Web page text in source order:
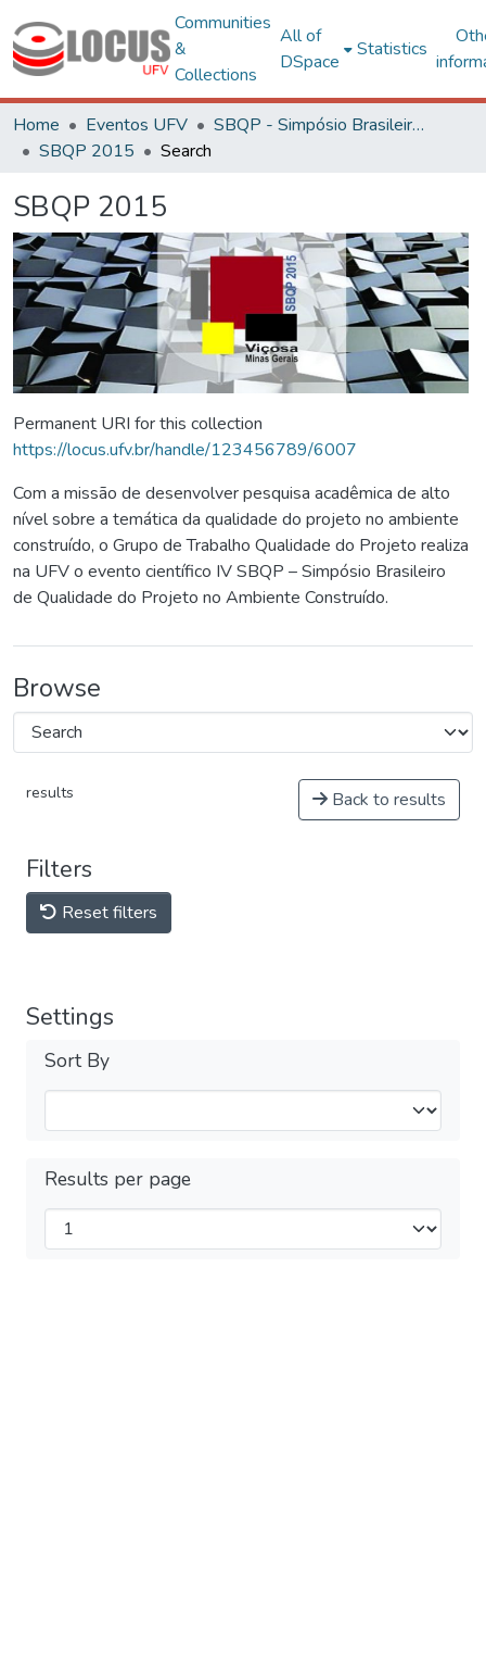
Communities
&
Collections
All of
DSpace
Statistics
Home Eventos UFV
SBQP - Simpósio Brasileiro de Qualidade do Projeto no Ambiente Construído
SBQP 2015
Search
SBQP 2015
Permanent URI for this collection
https://locus.ufv.br/handle/123456789/6007
Com a missão de desenvolver pesquisa acadêmica de alto
nível sobre a temática da qualidade do projeto no ambiente
construído, o Grupo de Trabalho Qualidade do Projeto realiza
na UFV o evento científico IV SBQP – Simpósio Brasileiro
de Qualidade do Projeto no Ambiente Construído.
Browse
results Back to results
Filters
Reset filters
Settings
Sort By
Results per page